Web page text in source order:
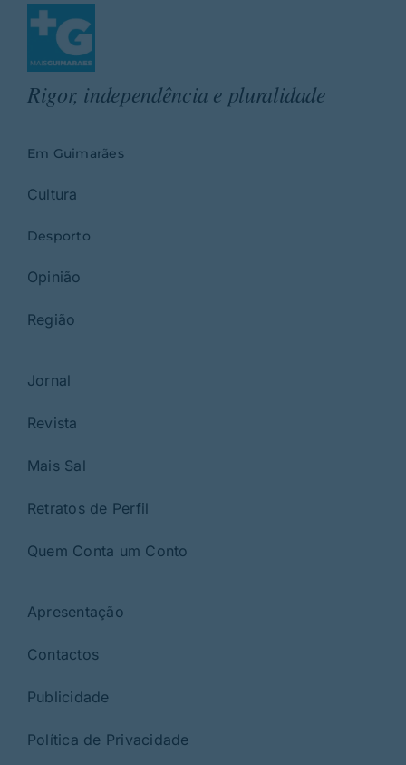
Rigor, independência e pluralidade
Em Guimarães
Cultura
Desporto
Opinião
Região
Jornal
Revista
Mais Sal
Retratos de Perfil
Quem Conta um Conto
Apresentação
Contactos
Publicidade
Política de Privacidade